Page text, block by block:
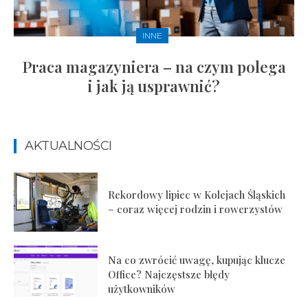
INNE
Praca magazyniera – na czym polega
i jak ją usprawnić?
AKTUALNOŚCI
Rekordowy lipiec w Kolejach Śląskich
– coraz więcej rodzin i rowerzystów
Na co zwrócić uwagę, kupując klucze
Office? Najczęstsze błędy
użytkowników